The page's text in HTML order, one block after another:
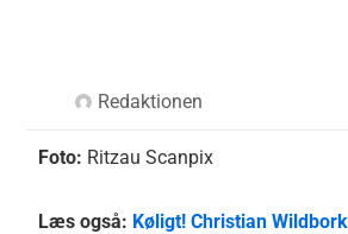
Redaktionen
Foto: Ritzau Scanpix
Læs også: Køligt! Christian